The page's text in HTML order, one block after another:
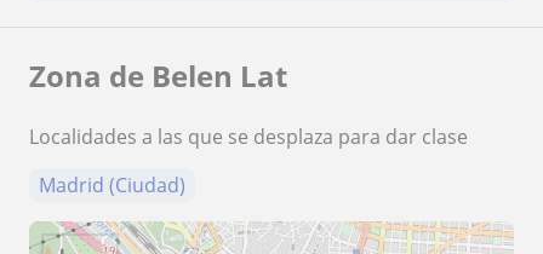
Zona de Belen Lat
Localidades a las que se desplaza para dar clase
Madrid (Ciudad)